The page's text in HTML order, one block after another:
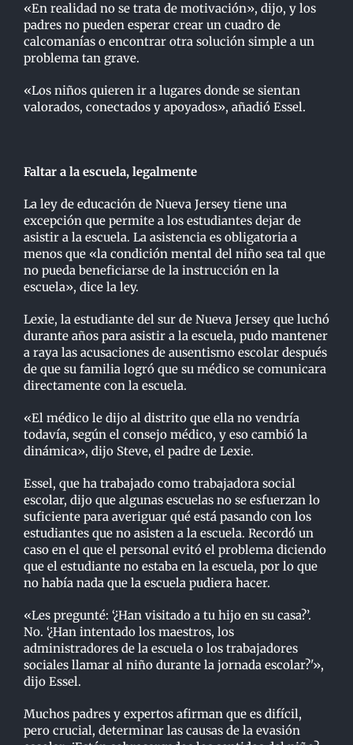
«En realidad no se trata de motivación», dijo, y los
padres no pueden esperar crear un cuadro de
calcomanías o encontrar otra solución simple a un
problema tan grave.
«Los niños quieren ir a lugares donde se sientan
valorados, conectados y apoyados», añadió Essel.
Faltar a la escuela, legalmente
La ley de educación de Nueva Jersey tiene una
excepción que permite a los estudiantes dejar de
asistir a la escuela. La asistencia es obligatoria a
menos que «la condición mental del niño sea tal que
no pueda beneficiarse de la instrucción en la
escuela», dice la ley.
Lexie, la estudiante del sur de Nueva Jersey que luchó
durante años para asistir a la escuela, pudo mantener
a raya las acusaciones de ausentismo escolar después
de que su familia logró que su médico se comunicara
directamente con la escuela.
«El médico le dijo al distrito que ella no vendría
todavía, según el consejo médico, y eso cambió la
dinámica», dijo Steve, el padre de Lexie.
Essel, que ha trabajado como trabajadora social
escolar, dijo que algunas escuelas no se esfuerzan lo
suficiente para averiguar qué está pasando con los
estudiantes que no asisten a la escuela. Recordó un
caso en el que el personal evitó el problema diciendo
que el estudiante no estaba en la escuela, por lo que
no había nada que la escuela pudiera hacer.
«Les pregunté: ‘¿Han visitado a tu hijo en su casa?’.
No. ‘¿Han intentado los maestros, los
administradores de la escuela o los trabajadores
sociales llamar al niño durante la jornada escolar?'»,
dijo Essel.
Muchos padres y expertos afirman que es difícil,
pero crucial, determinar las causas de la evasión